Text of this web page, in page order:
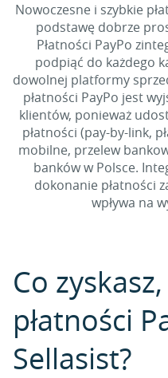
Nowoczesne i szybkie
podstawę dobrze
Płatności PayPo
podpiąć do każdego
dowolnej platformy
płatności PayPo jest
klientów, ponieważ
płatności (pay-by-link,
mobilne, przelew
banków w Polsce.
dokonanie płatności
wpływa na
Co
płatności
Sellasist?